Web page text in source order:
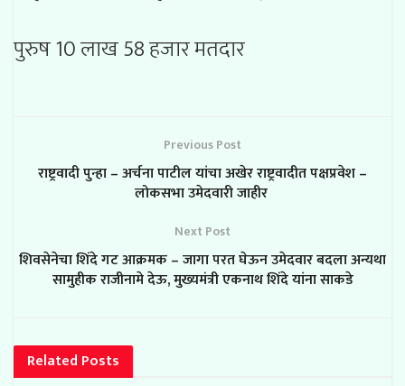
पुरुष 10 लाख 58 हजार मतदार
Previous Post
राष्ट्रवादी पुन्हा – अर्चना पाटील यांचा अखेर राष्ट्रवादीत पक्षप्रवेश –
लोकसभा उमेदवारी जाहीर
Next Post
शिवसेनेचा शिंदे गट आक्रमक – जागा परत घेऊन उमेदवार बदला अन्यथा
सामुहीक राजीनामे देऊ, मुख्यमंत्री एकनाथ शिंदे यांना साकडे
Related Posts